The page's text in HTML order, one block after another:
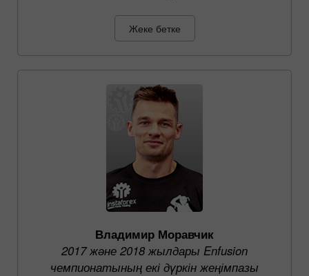
Жеке бетке
Владимир Моравчик
2017 және 2018 жылдары Enfusion
чемпионатының екі дүркін жеңімпазы